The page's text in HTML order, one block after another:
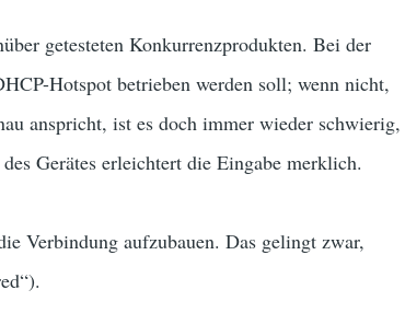
getesteten Konkurrenzprodukten. Bei der
Hotspot betrieben werden soll; wenn nicht,
anspricht, ist es doch immer wieder schwierig,
Gerätes erleichtert die Eingabe merklich.
Verbindung aufzubauen. Das gelingt zwar,